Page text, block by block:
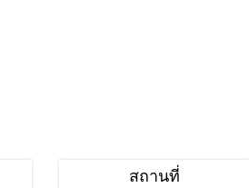
สถานที่